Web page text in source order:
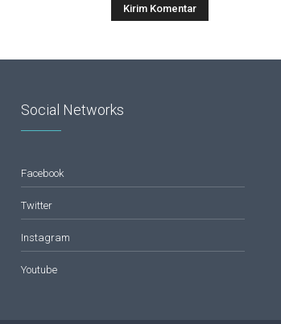
Social Networks
Facebook
Twitter
Instagram
Youtube